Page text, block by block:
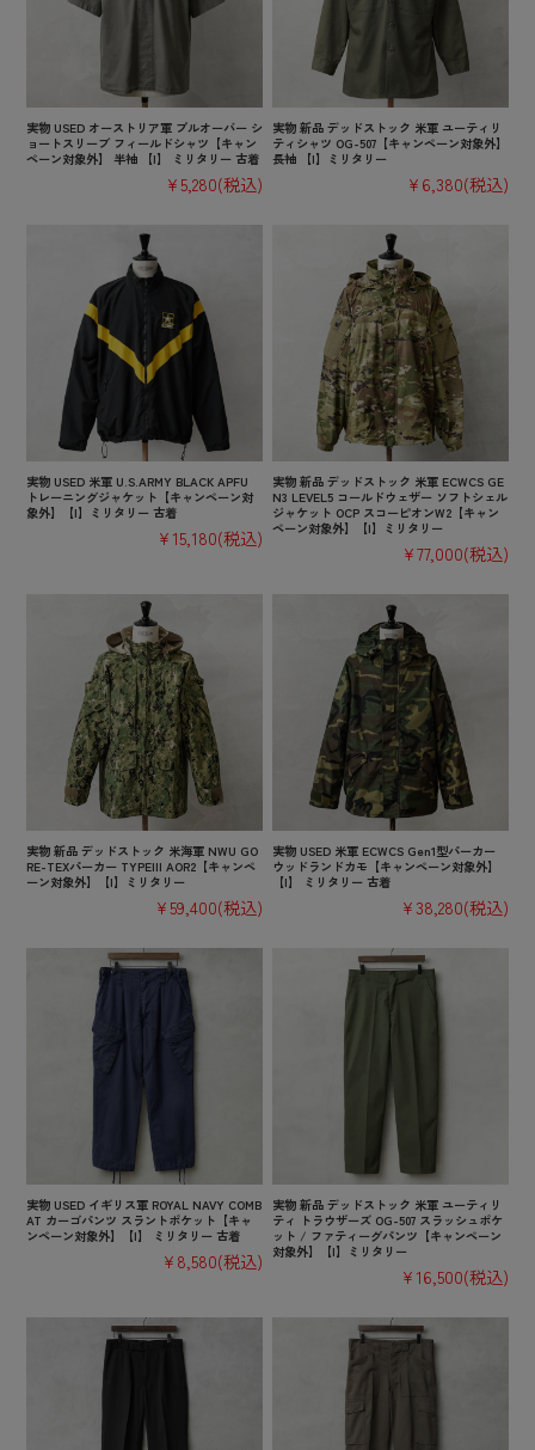
実物 USED オーストリア軍 プルオーバー シ
ョートスリーブ フィールドシャツ【キャン
ペーン対象外】 半袖 【I】 ミリタリー 古着
¥5,280(税込)
実物 新品 デッドストック 米軍 ユーティリ
ティシャツ OG-507【キャンペーン対象外】
長袖 【I】ミリタリー
¥6,380(税込)
実物 USED 米軍 U.S.ARMY BLACK APFU
トレーニングジャケット【キャンペーン対
象外】【I】ミリタリー 古着
¥15,180(税込)
実物 新品 デッドストック 米軍 ECWCS GE
N3 LEVEL5 コールドウェザー ソフトシェル
ジャケット OCP スコーピオンW2【キャン
ペーン対象外】【I】ミリタリー
¥77,000(税込)
実物 新品 デッドストック 米海軍 NWU GO
RE-TEXパーカー TYPEIII AOR2【キャンペ
ーン対象外】【I】ミリタリー
¥59,400(税込)
実物 USED 米軍 ECWCS Gen1型パーカー
ウッドランドカモ【キャンペーン対象外】
【I】 ミリタリー 古着
¥38,280(税込)
実物 USED イギリス軍 ROYAL NAVY COMB
AT カーゴパンツ スラントポケット【キャ
ンペーン対象外】【I】 ミリタリー 古着
¥8,580(税込)
実物 新品 デッドストック 米軍 ユーティリ
ティ トラウザーズ OG-507 スラッシュポケ
ット / ファティーグパンツ【キャンペーン
対象外】【I】ミリタリー
¥16,500(税込)